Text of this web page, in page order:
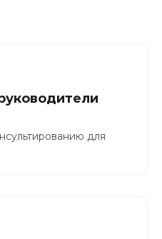
для